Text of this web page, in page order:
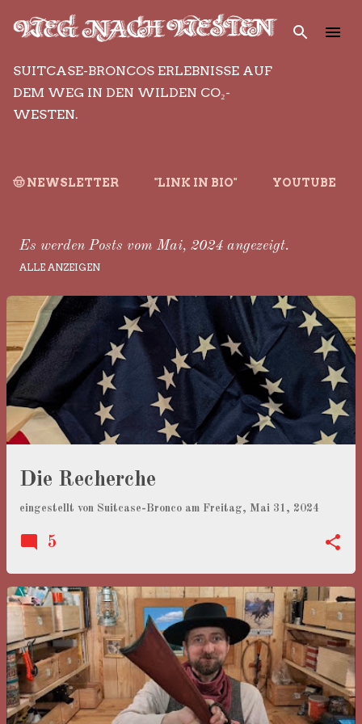
Direkt zum Hauptbereich
SUITCASE-BRONCOS ERLEBNISSE AUF
DEM WEG IN DEN WILDEN CO₂-
WESTEN.
🤠 NEWSLETTER "LINK IN BIO" YOUTUBE
Es werden Posts vom Mai, 2024 angezeigt.
ALLE ANZEIGEN
P
o
s
Die Recherche
eingestellt von Suitcase-Bronco am Freitag, Mai 31, 2024
5